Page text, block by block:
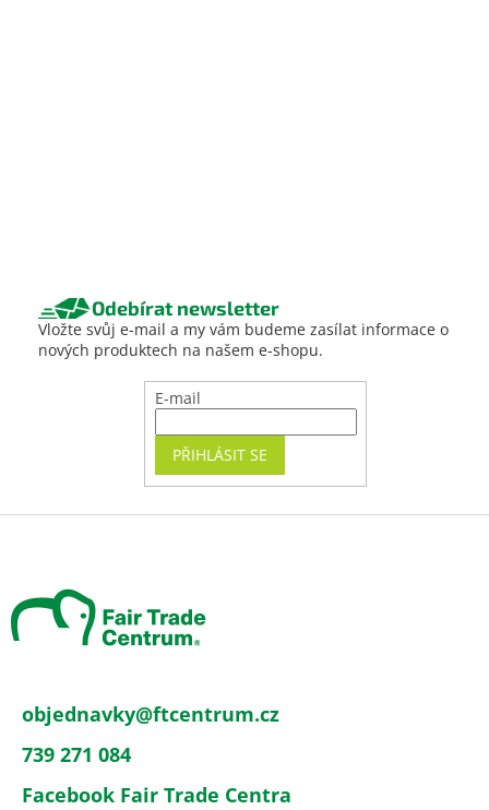
Odebírat newsletter
Vložte svůj e-mail a my vám budeme zasílat informace o
nových produktech na našem e-shopu.
E-mail
PŘIHLÁSIT SE
objednavky@ftcentrum.cz
739 271 084
Facebook Fair Trade Centra